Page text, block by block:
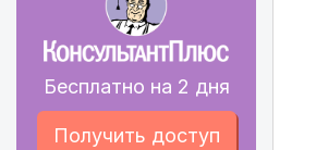
Бесплатно на 2 дня
Получить доступ